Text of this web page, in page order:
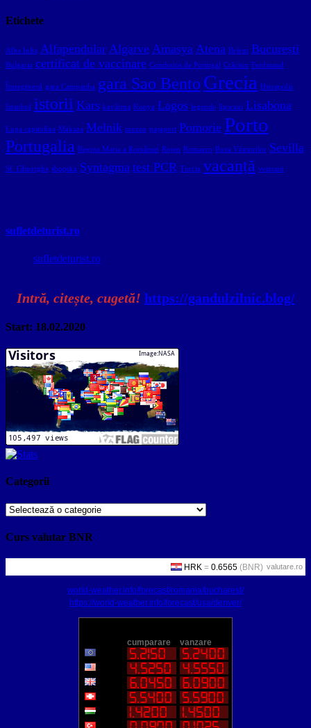
Etichete
Alba Iulia Alfapendular Algarve Amasya Atena Belem București
Bulgaria certificat de vaccinare Comboios de Portugal Crăciun Ferdinand
Întregitorul gara Campanha gara Sao Bento Grecia Hierapolis
Istanbul istorii Kars kavârma Konya Lagos legende lipscani Lisabona
Lupa capitolina Makaza Melnik muzeu pașaport Pomorie Porto
Portugalia Regina Maria a României Rojen Romaero Roza Vânturilor Sevilla
Sf. Gheorghe shopska Syntagma test PCR Turcia vacanță veterani
sufletdeturist.ro
sufletdeturist.ro
Intră, citește, cugetă! https://gandulzilnic.blog/
Start: 18.02.2020
Categorii
Categorii
Curs valutar BNR
valutare.ro
world-weather.info/forecast/romania/bucharest/
https://world-weather.info/forecast/usa/denver/